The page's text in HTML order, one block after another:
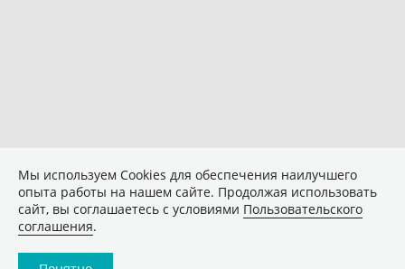
Мы используем Сookies для обеспечения наилучшего
опыта работы на нашем сайте. Продолжая использовать
сайт, вы соглашаетесь с условиями Пользовательского
соглашения.